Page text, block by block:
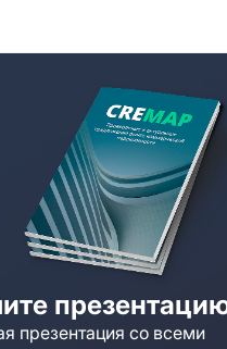
презентация со всеми